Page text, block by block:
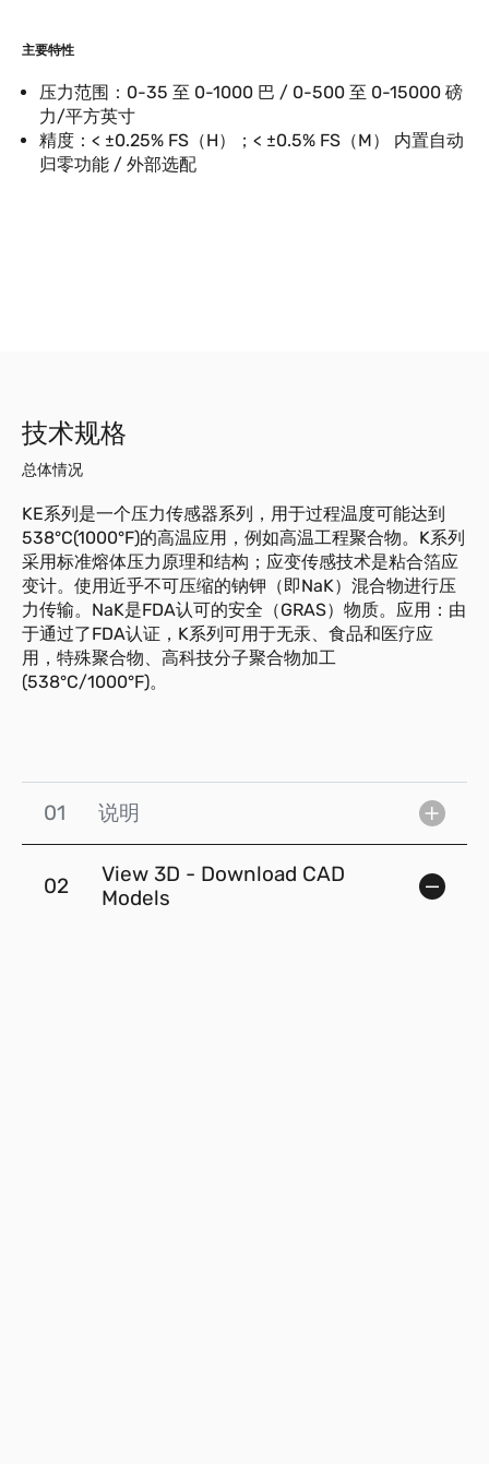
主要特性
压力范围：0-35 至 0-1000 巴 / 0-500 至 0-15000 磅
力/平方英寸
精度：< ±0.25% FS（H）；< ±0.5% FS（M） 内置自动
归零功能 / 外部选配
技术规格
总体情况
KE系列是一个压力传感器系列，用于过程温度可能达到
538°C(1000°F)的高温应用，例如高温工程聚合物。K系列
采用标准熔体压力原理和结构；应变传感技术是粘合箔应
变计。使用近乎不可压缩的钠钾（即NaK）混合物进行压
力传输。NaK是FDA认可的安全（GRAS）物质。应用：由
于通过了FDA认证，K系列可用于无汞、食品和医疗应
用，特殊聚合物、高科技分子聚合物加工
(538°C/1000°F)。
01 说明
02
View 3D - Download CAD
Models